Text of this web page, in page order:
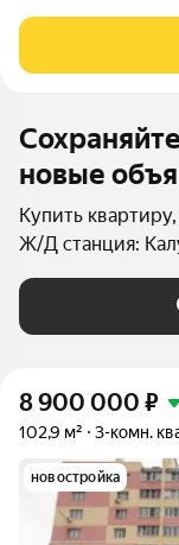
кв.м., кухня-
Санузел раздельный.
новые
Купить
Ж/Д станция:
8 900 000 ₽
102,9 м² 3-комн.
новостройка